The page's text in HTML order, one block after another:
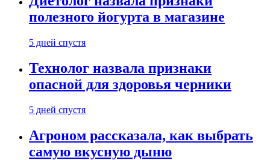
полезного йогурта в магазине
5 дней спустя
Технолог назвала признаки
опасной для здоровья черники
5 дней спустя
Агроном рассказала, как выбрать
самую вкусную дыню